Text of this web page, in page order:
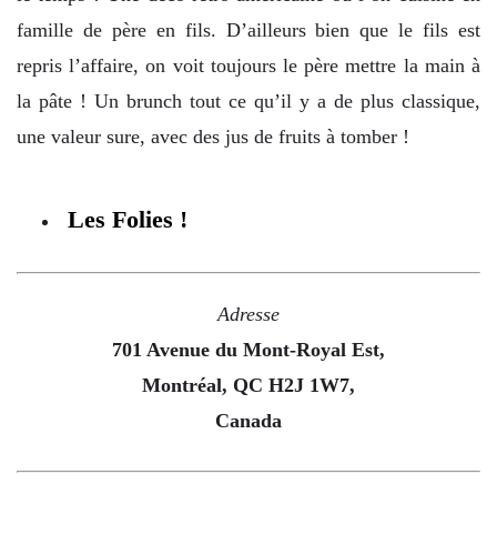
famille de père en fils. D’ailleurs bien que le fils est
repris l’affaire, on voit toujours le père mettre la main à
la pâte ! Un brunch tout ce qu’il y a de plus classique,
une valeur sure, avec des jus de fruits à tomber !
Les Folies !
Adresse
701 Avenue du Mont-Royal Est,
Montréal, QC H2J 1W7,
Canada